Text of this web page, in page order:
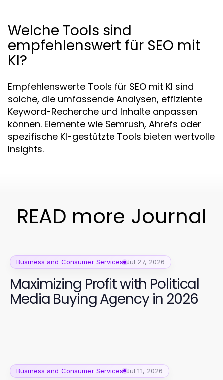
Welche Tools sind
empfehlenswert für SEO mit
KI?
Empfehlenswerte Tools für SEO mit KI sind
solche, die umfassende Analysen, effiziente
Keyword-Recherche und Inhalte anpassen
können. Elemente wie Semrush, Ahrefs oder
spezifische KI-gestützte Tools bieten wertvolle
Insights.
READ more Journal
Business and Consumer Services Jul 27, 2026
Maximizing Profit with Political
Media Buying Agency in 2026
Business and Consumer Services Jul 11, 2026